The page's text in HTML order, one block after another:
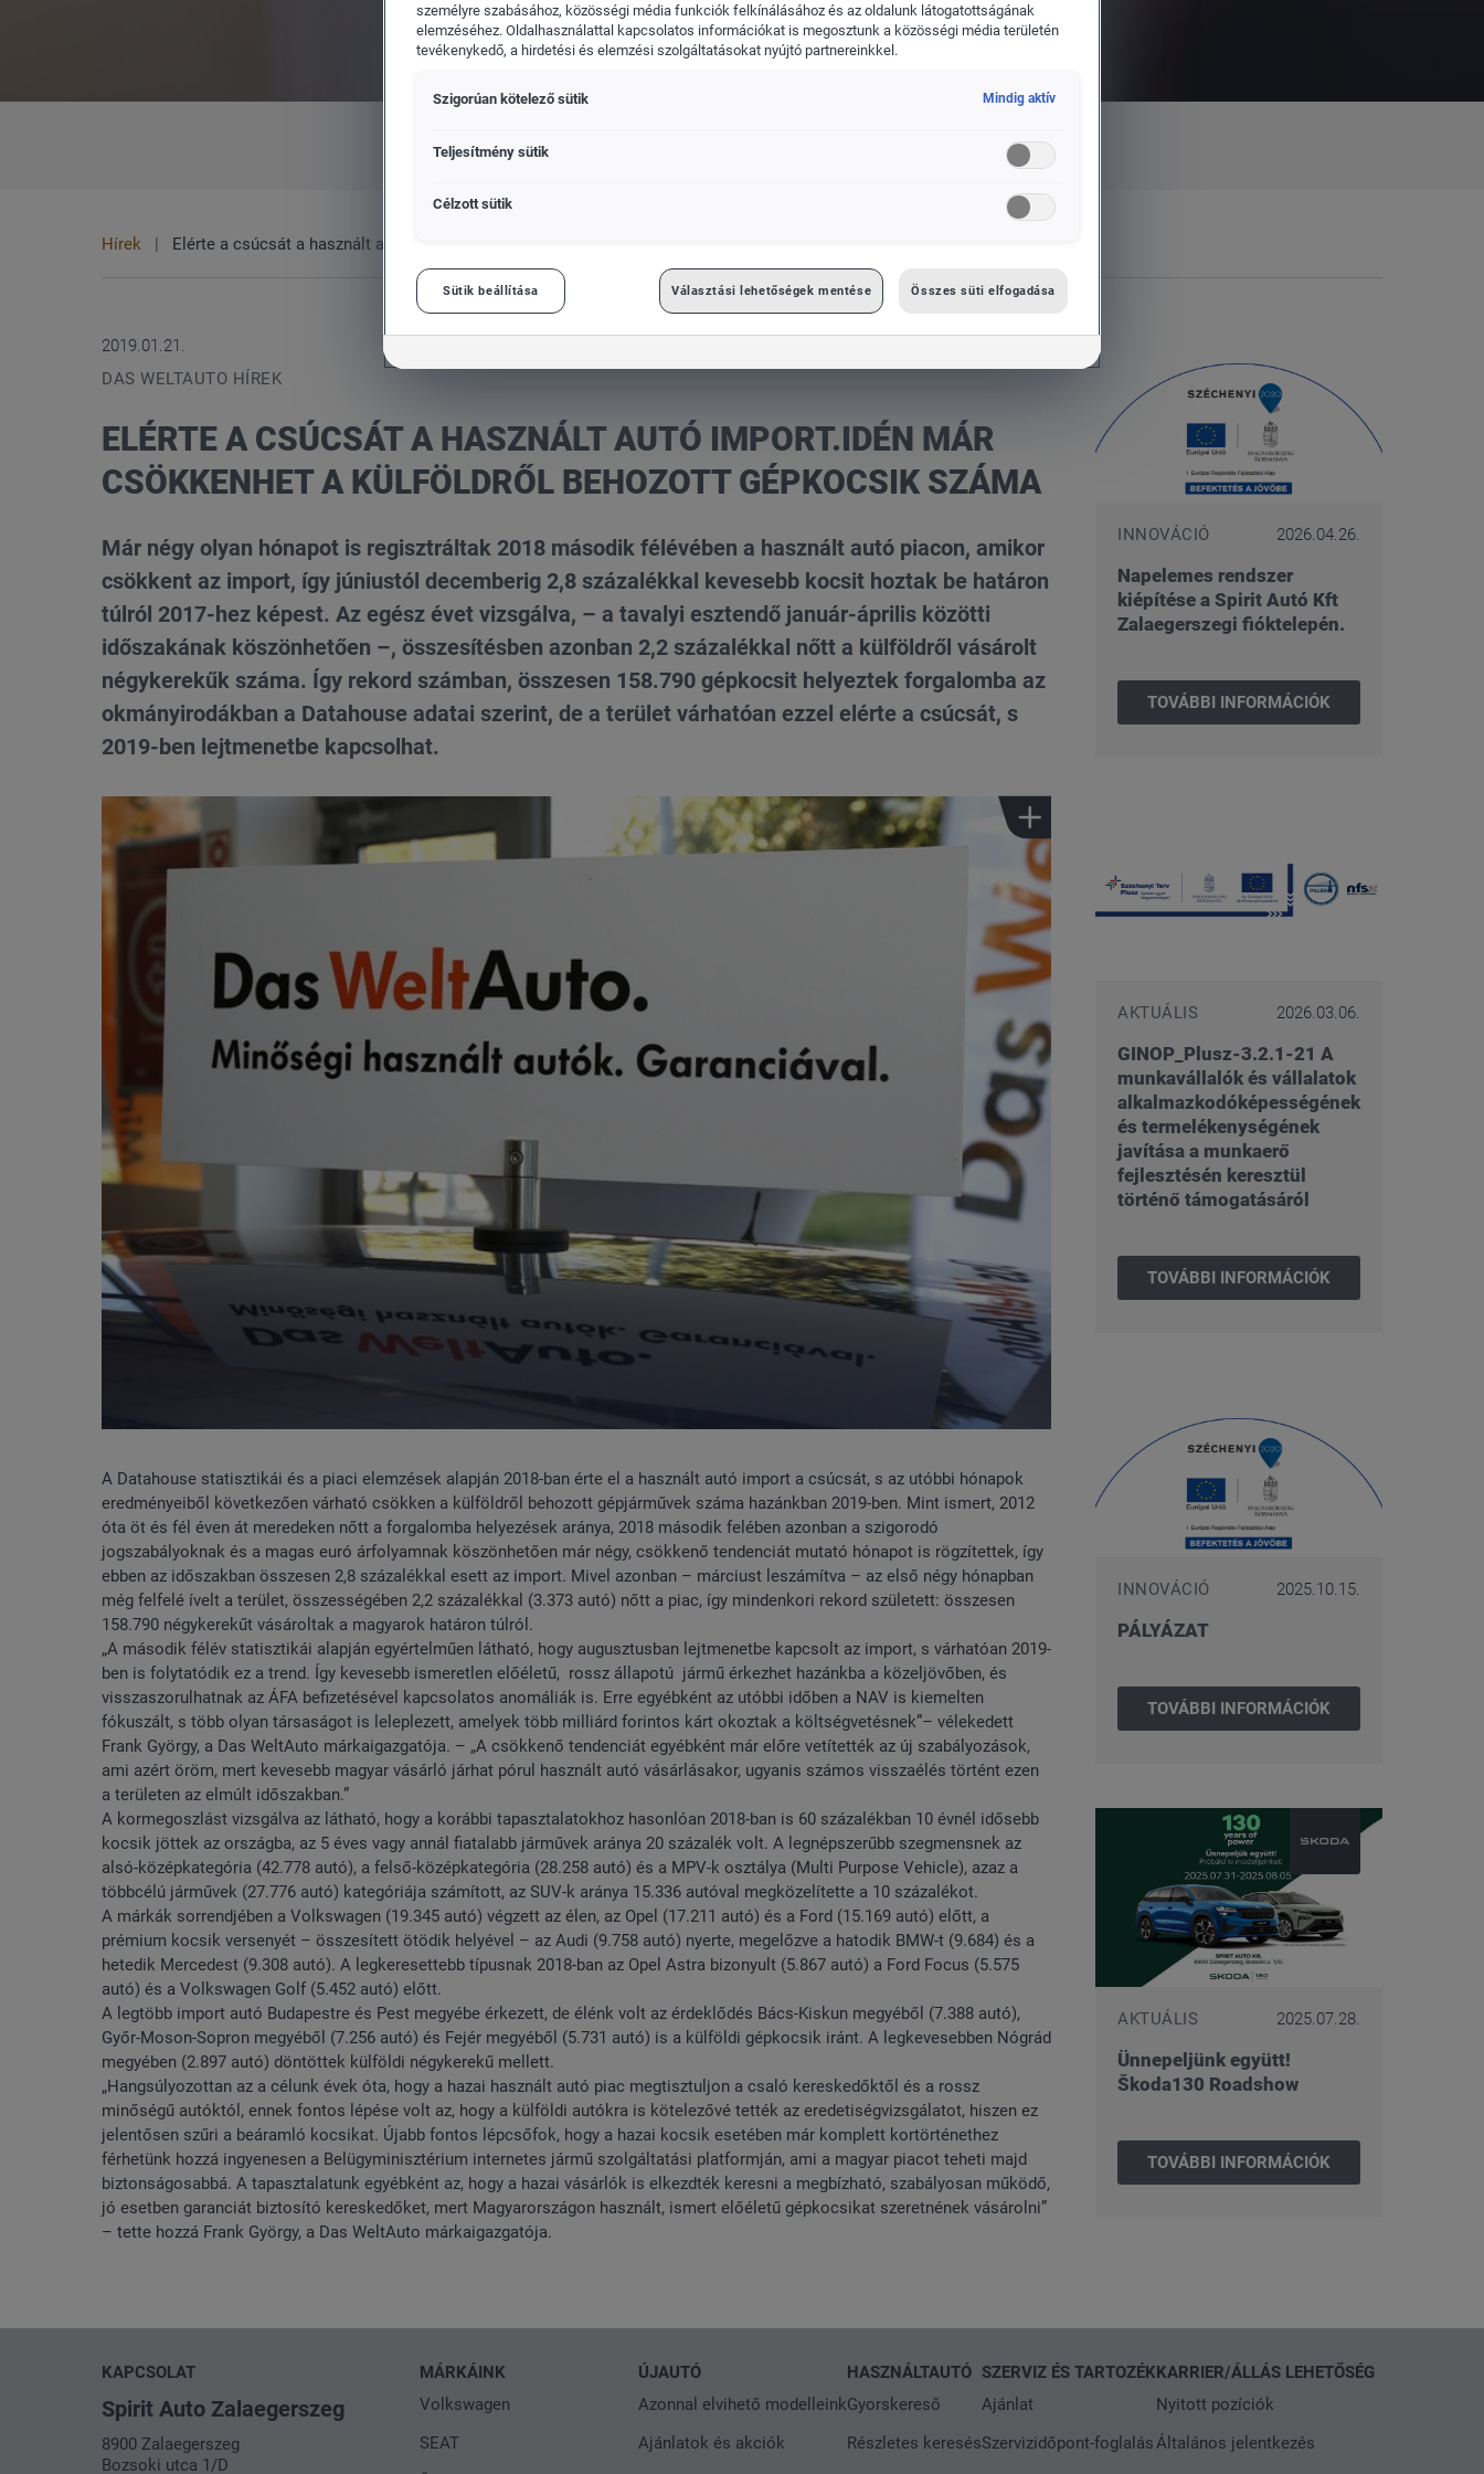
MÁRKA
Hírek Elérte a csúcsát a használt autó import.Idén már csökkenhet a külföldről behozott gépkocsik száma
2019.01.21.
DAS WELTAUTO HÍREK
ELÉRTE A CSÚCSÁT A HASZNÁLT AUTÓ IMPORT.IDÉN MÁR
CSÖKKENHET A KÜLFÖLDRŐL BEHOZOTT GÉPKOCSIK SZÁMA
Már négy olyan hónapot is regisztráltak 2018 második félévében a használt autó piacon, amikor
csökkent az import, így júniustól decemberig 2,8 százalékkal kevesebb kocsit hoztak be határon
túlról 2017-hez képest. Az egész évet vizsgálva, – a tavalyi esztendő január-április közötti
időszakának köszönhetően –, összesítésben azonban 2,2 százalékkal nőtt a külföldről vásárolt
négykerekűk száma. Így rekord számban, összesen 158.790 gépkocsit helyeztek forgalomba az
okmányirodákban a Datahouse adatai szerint, de a terület várhatóan ezzel elérte a csúcsát, s
2019-ben lejtmenetbe kapcsolhat.
A Datahouse statisztikái és a piaci elemzések alapján 2018-ban érte el a használt autó import a csúcsát, s az utóbbi hónapok
eredményeiből következően várható csökken a külföldről behozott gépjárművek száma hazánkban 2019-ben. Mint ismert, 2012
óta öt és fél éven át meredeken nőtt a forgalomba helyezések aránya, 2018 második felében azonban a szigorodó
jogszabályoknak és a magas euró árfolyamnak köszönhetően már négy, csökkenő tendenciát mutató hónapot is rögzítettek, így
ebben az időszakban összesen 2,8 százalékkal esett az import. Mivel azonban – márciust leszámítva – az első négy hónapban
még felfelé ívelt a terület, összességében 2,2 százalékkal (3.373 autó) nőtt a piac, így mindenkori rekord született: összesen
158.790 négykerekűt vásároltak a magyarok határon túlról.
„A második félév statisztikái alapján egyértelműen látható, hogy augusztusban lejtmenetbe kapcsolt az import, s várhatóan 2019-
ben is folytatódik ez a trend. Így kevesebb ismeretlen előéletű, rossz állapotú jármű érkezhet hazánkba a közeljövőben, és
visszaszorulhatnak az ÁFA befizetésével kapcsolatos anomáliák is. Erre egyébként az utóbbi időben a NAV is kiemelten
fókuszált, s több olyan társaságot is leleplezett, amelyek több milliárd forintos kárt okoztak a költségvetésnek”– vélekedett
Frank György, a Das WeltAuto márkaigazgatója. – „A csökkenő tendenciát egyébként már előre vetítették az új szabályozások,
ami azért öröm, mert kevesebb magyar vásárló járhat pórul használt autó vásárlásakor, ugyanis számos visszaélés történt ezen
a területen az elmúlt időszakban.”
A kormegoszlást vizsgálva az látható, hogy a korábbi tapasztalatokhoz hasonlóan 2018-ban is 60 százalékban 10 évnél idősebb
kocsik jöttek az országba, az 5 éves vagy annál fiatalabb járművek aránya 20 százalék volt. A legnépszerűbb szegmensnek az
alsó-középkategória (42.778 autó), a felső-középkategória (28.258 autó) és a MPV-k osztálya (Multi Purpose Vehicle), azaz a
többcélú járművek (27.776 autó) kategóriája számított, az SUV-k aránya 15.336 autóval megközelítette a 10 százalékot.
A márkák sorrendjében a Volkswagen (19.345 autó) végzett az élen, az Opel (17.211 autó) és a Ford (15.169 autó) előtt, a
prémium kocsik versenyét – összesített ötödik helyével – az Audi (9.758 autó) nyerte, megelőzve a hatodik BMW-t (9.684) és a
hetedik Mercedest (9.308 autó). A legkeresettebb típusnak 2018-ban az Opel Astra bizonyult (5.867 autó) a Ford Focus (5.575
autó) és a Volkswagen Golf (5.452 autó) előtt.
A legtöbb import autó Budapestre és Pest megyébe érkezett, de élénk volt az érdeklődés Bács-Kiskun megyéből (7.388 autó),
Győr-Moson-Sopron megyéből (7.256 autó) és Fejér megyéből (5.731 autó) is a külföldi gépkocsik iránt. A legkevesebben Nógrád
megyében (2.897 autó) döntöttek külföldi négykerekű mellett.
„Hangsúlyozottan az a célunk évek óta, hogy a hazai használt autó piac megtisztuljon a csaló kereskedőktől és a rossz
minőségű autóktól, ennek fontos lépése volt az, hogy a külföldi autókra is kötelezővé tették az eredetiségvizsgálatot, hiszen ez
jelentősen szűri a beáramló kocsikat. Újabb fontos lépcsőfok, hogy a hazai kocsik esetében már komplett kortörténethez
férhetünk hozzá ingyenesen a Belügyminisztérium internetes jármű szolgáltatási platformján, ami a magyar piacot teheti majd
biztonságosabbá. A tapasztalatunk egyébként az, hogy a hazai vásárlók is elkezdték keresni a megbízható, szabályosan működő,
jó esetben garanciát biztosító kereskedőket, mert Magyarországon használt, ismert előéletű gépkocsikat szeretnének vásárolni”
– tette hozzá Frank György, a Das WeltAuto márkaigazgatója.
INNOVÁCIÓ 2026.04.26.
Napelemes rendszer
kiépítése a Spirit Autó Kft
Zalaegerszegi fióktelepén.
TOVÁBBI INFORMÁCIÓK
AKTUÁLIS 2026.03.06.
GINOP_Plusz-3.2.1-21 A
munkavállalók és vállalatok
alkalmazkodóképességének
és termelékenységének
javítása a munkaerő
fejlesztésén keresztül
történő támogatásáról
TOVÁBBI INFORMÁCIÓK
INNOVÁCIÓ 2025.10.15.
PÁLYÁZAT
TOVÁBBI INFORMÁCIÓK
AKTUÁLIS 2025.07.28.
Ünnepeljünk együtt!
Škoda130 Roadshow
TOVÁBBI INFORMÁCIÓK
KAPCSOLAT
Spirit Auto Zalaegerszeg
8900 Zalaegerszeg
Bozsoki utca 1/D
MÁRKÁINK
Volkswagen
SEAT
ÚJAUTÓ
Azonnal elvihető modelleink
Ajánlatok és akciók
HASZNÁLTAUTÓ
Gyorskereső
Részletes keresés
SZERVIZ ÉS TARTOZÉK
Ajánlat
Szervizidőpont-foglalás
KARRIER/ÁLLÁS LEHETŐSÉG
Nyitott pozíciók
Általános jelentkezés
személyre szabásához, közösségi média funkciók felkínálásához és az oldalunk látogatottságának
elemzéséhez. Oldalhasználattal kapcsolatos információkat is megosztunk a közösségi média területén
tevékenykedő, a hirdetési és elemzési szolgáltatásokat nyújtó partnereinkkel.
Szigorúan kötelező sütik Mindig aktív
Teljesítmény sütik
Célzott sütik
Sütik beállítása Választási lehetőségek mentése Összes süti elfogadása